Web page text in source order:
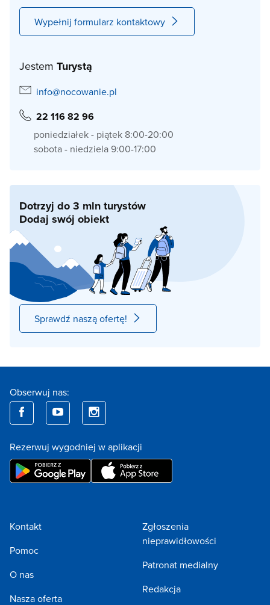
Wypełnij formularz kontaktowy
Jestem Turystą
info@nocowanie.pl
22 116 82 96
poniedziałek - piątek 8:00-20:00
sobota - niedziela 9:00-17:00
Dotrzyj do 3 mln turystów
Dodaj swój obiekt
Sprawdź naszą ofertę!
Obserwuj nas:
Rezerwuj wygodniej w aplikacji
Kontakt
Pomoc
O nas
Nasza oferta
Zgłoszenia
nieprawidłowości
Patronat medialny
Redakcja